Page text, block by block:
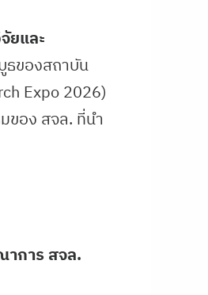
ยและ
ธของสถาบัน
Expo 2026)
ของ สจล. ที่นำ
การ สจล.